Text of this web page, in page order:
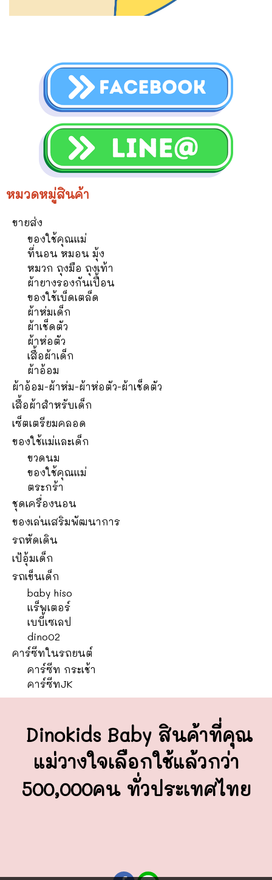
หมวดหมู่สินค้า
ขายส่ง
ของใช้คุณแม่
ที่นอน หมอน มุ้ง
หมวก ถุงมือ ถุงเท้า
ผ้ายางรองกันเปื้อน
ของใช้เบ็ดเตล็ด
ผ้าห่มเด็ก
ผ้าเช็ดตัว
ผ้าห่อตัว
เสื้อผ้าเด็ก
ผ้าอ้อม
ผ้าอ้อม-ผ้าห่ม-ผ้าห่อตัว-ผ้าเช็ดตัว
เสื้อผ้าสำหรับเด็ก
เซ็ตเตรียมคลอด
ของใช้แม่และเด็ก
ขวดนม
ของใช้คุณแม่
ตระกร้า
ชุดเครื่องนอน
ของเล่นเสริมพัฒนาการ
รถหัดเดิน
เป้อุ้มเด็ก
รถเข็นเด็ก
baby hiso
แร็พเตอร์
เบบี้เซเลป
dino02
คาร์ซีทในรถยนต์
คาร์ซีท กระเช้า
คาร์ซีทJK
Dinokids Baby สินค้าที่คุณ
แม่วางใจเลือกใช้แล้วกว่า
500,000คน ทั่วประเทศไทย